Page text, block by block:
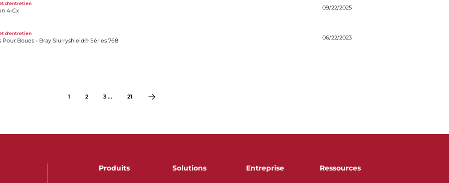
d'entretien
4-Cx 09/22/2025
d'entretien
Boues - Bray Slurryshield® Séries 768 06/22/2023
1 2 3 ... 21
Produits Solutions Entreprise Ressources